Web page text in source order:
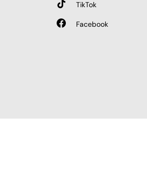
TikTok
Facebook